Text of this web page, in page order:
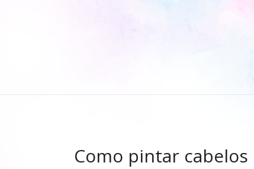
Como pintar cabelos